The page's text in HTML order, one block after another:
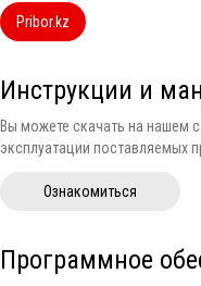
Pribor.kz
Инструкции и
Вы можете скачать на нашем
эксплуатации поставляемых
Ознакомиться
Программное